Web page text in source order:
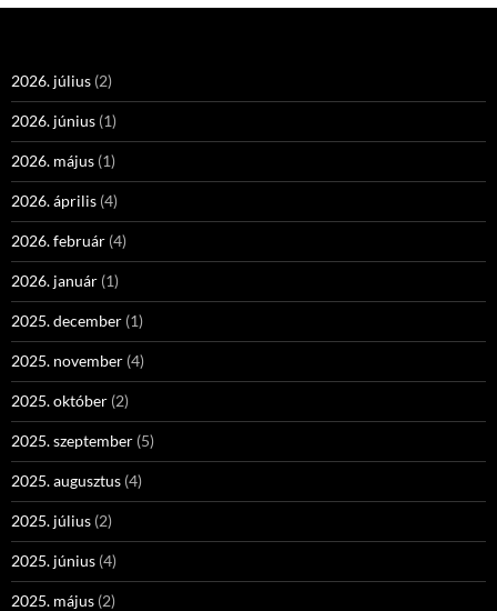
2026. július (2)
2026. június (1)
2026. május (1)
2026. április (4)
2026. február (4)
2026. január (1)
2025. december (1)
2025. november (4)
2025. október (2)
2025. szeptember (5)
2025. augusztus (4)
2025. július (2)
2025. június (4)
2025. május (2)